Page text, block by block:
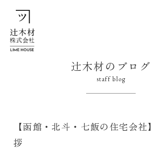
辻木材のブログ
staff blog
【函館・北斗・七飯の住宅会社
拶